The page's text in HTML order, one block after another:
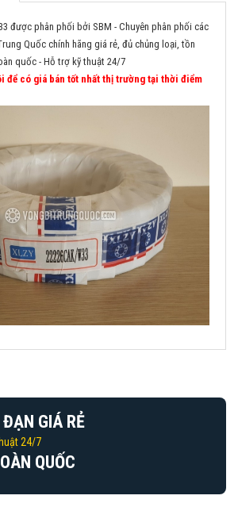
được phân phối bởi SBM - Chuyên phân phối các
Quốc chính hãng giá rẻ, đủ chủng loại, tồn
quốc - Hỗ trợ kỹ thuật 24/7
để có giá bán tốt nhất thị trường tại thời điểm
GIÁ RẺ
24/7
QUỐC